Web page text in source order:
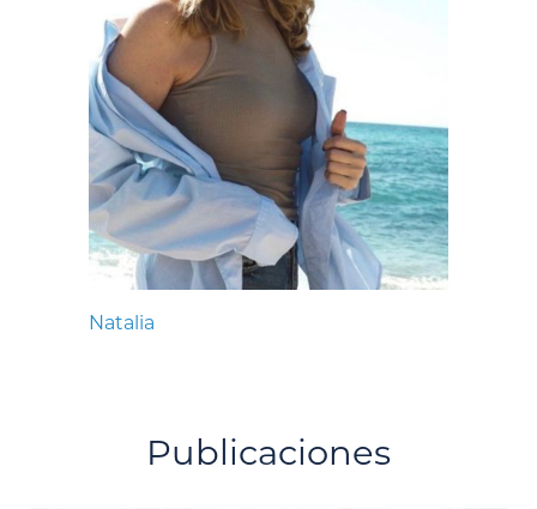
Natalia
Publicaciones